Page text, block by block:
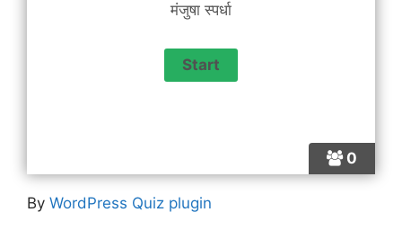
0
मंजुषा स्पर्धा
By WordPress Quiz plugin